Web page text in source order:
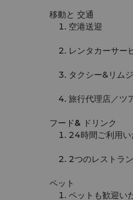
移動と 交通
空港送迎
レンタカーサー
タクシー&リム
旅行代理店／ツ
フード& ドリンク
24時間ご利用い
2つのレストラ
ペット
ペットも歓迎い